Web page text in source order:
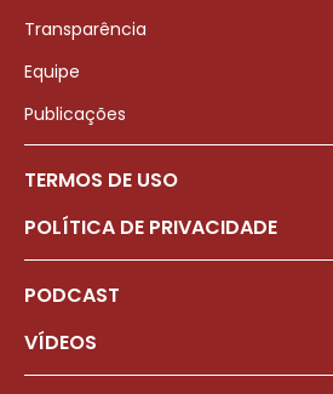
Transparência
Equipe
Publicações
TERMOS DE USO
POLÍTICA DE PRIVACIDADE
PODCAST
VÍDEOS